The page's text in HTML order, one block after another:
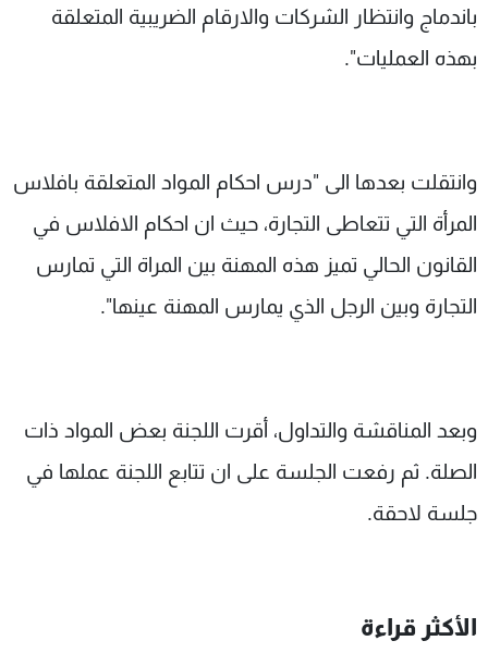
باندماج وانتظار الشركات والارقام الضريبية المتعلقة
بهذه العمليات".
وانتقلت بعدها الى "درس احكام المواد المتعلقة بافلاس
المرأة التي تتعاطى التجارة، حيث ان احكام الافلاس في
القانون الحالي تميز هذه المهنة بين المراة التي تمارس
التجارة وبين الرجل الذي يمارس المهنة عينها".
وبعد المناقشة والتداول، أقرت اللجنة بعض المواد ذات
الصلة. ثم رفعت الجلسة على ان تتابع اللجنة عملها في
جلسة لاحقة.
الأكثر قراءة